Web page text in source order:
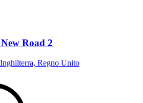
Road 2
Regno Unito